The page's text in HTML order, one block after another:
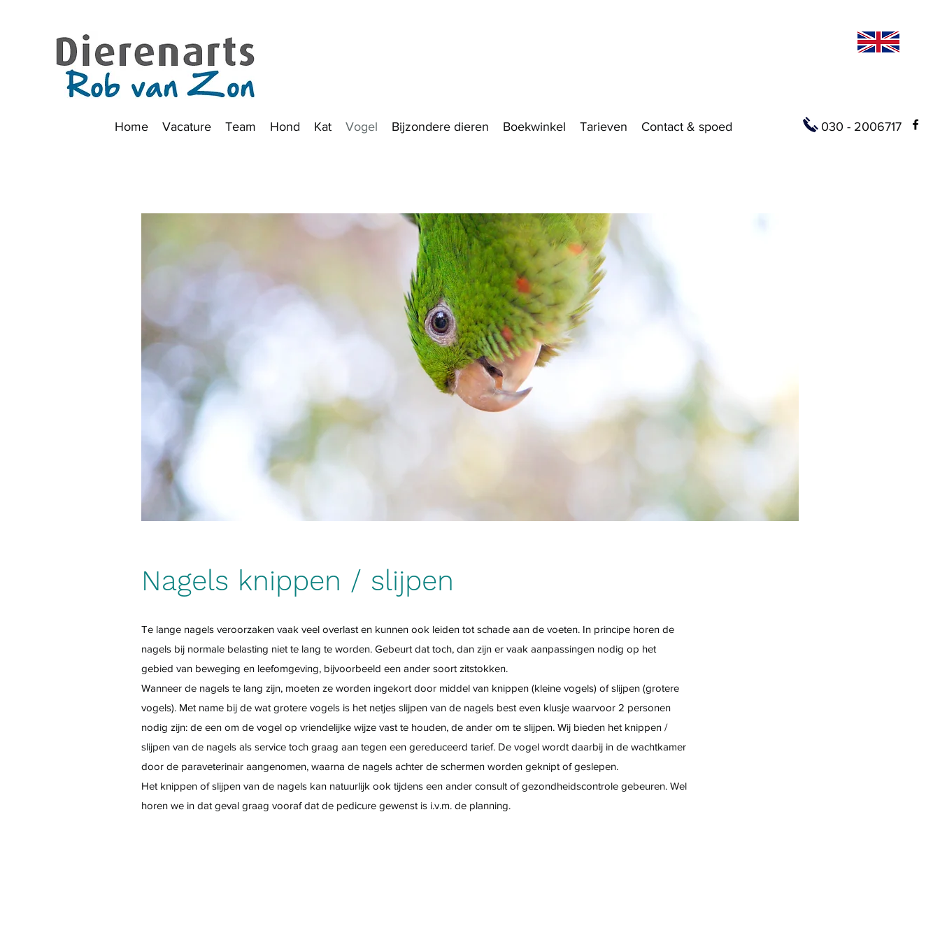
Home Vacature Team Hond Kat Vogel Bijzondere dieren Boekwinkel Tarieven Contact & spoed 030 - 2006717
Nagels knippen / slijpen
Te lange nagels veroorzaken vaak veel overlast en kunnen ook leiden tot schade aan de voeten. In principe horen de
nagels bij normale belasting niet te lang te worden. Gebeurt dat toch, dan zijn er vaak aanpassingen nodig op het
gebied van beweging en leefomgeving, bijvoorbeeld een ander soort zitstokken.
Wanneer de nagels te lang zijn, moeten ze worden ingekort door middel van knippen (kleine vogels) of slijpen (grotere
vogels). Met name bij de wat grotere vogels is het netjes slijpen van de nagels best even klusje waarvoor 2 personen
nodig zijn: de een om de vogel op vriendelijke wijze vast te houden, de ander om te slijpen. Wij bieden het knippen /
slijpen van de nagels als service toch graag aan tegen een gereduceerd tarief. De vogel wordt daarbij in de wachtkamer
door de paraveterinair aangenomen, waarna de nagels achter de schermen worden geknipt of geslepen.
Het knippen of slijpen van de nagels kan natuurlijk ook tijdens een ander consult of gezondheidscontrole gebeuren. Wel
horen we in dat geval graag vooraf dat de pedicure gewenst is i.v.m. de planning.